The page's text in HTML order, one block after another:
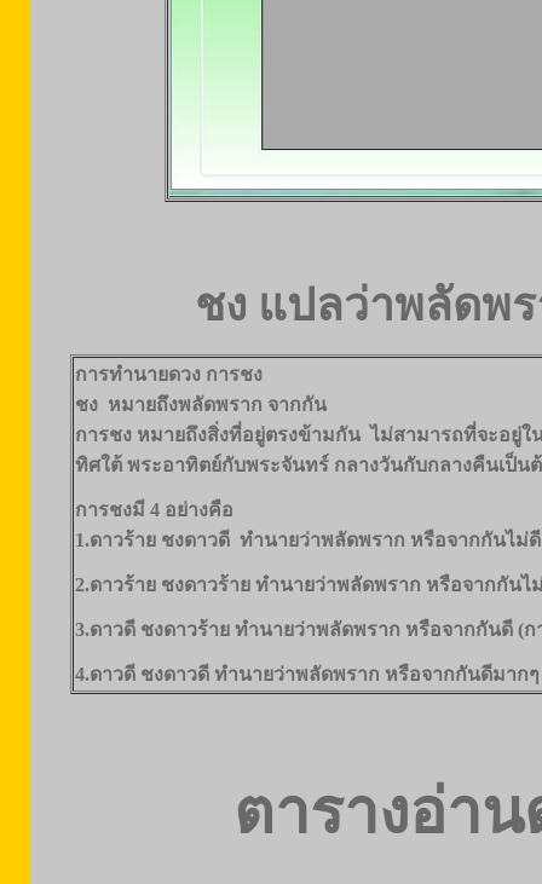
ชง แปลว่าพลัดพ
การทำนายดวง การชง
ชง หมายถึงพลัดพราก จากกัน
การชง หมายถึงสิ่งที่อยู่ตรงข้ามกัน ไม่สามารถที่จะอยู่ใ
ทิศใต้ พระอาทิตย์กับพระจันทร์ กลางวันกับกลางคืนเป็น
การชงมี 4 อย่างคือ
1.ดาวร้าย ชงดาวดี ทำนายว่าพลัดพราก หรือจากกันไม่
2.ดาวร้าย ชงดาวร้าย ทำนายว่าพลัดพราก หรือจากกัน
3.ดาวดี ชงดาวร้าย ทำนายว่าพลัดพราก หรือจากกันดี (
4.ดาวดี ชงดาวดี ทำนายว่าพลัดพราก หรือจากกันดีมาก
ตารางอ่าน